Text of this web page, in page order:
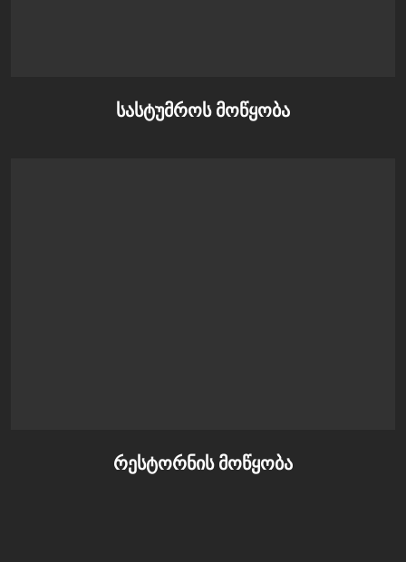
სასტუმროს მოწყობა
რესტორნის მოწყობა